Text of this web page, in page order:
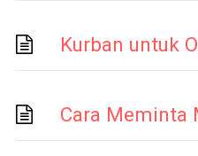
Kurban untuk
Cara Meminta